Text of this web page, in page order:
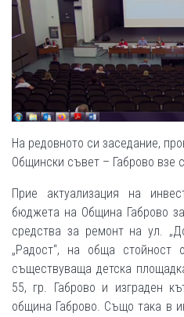
На редовното си заседание,
Общински съвет – Габрово взе
Прие актуализация на
бюджета на Община Габрово
средства за ремонт на ул.
„Радост“, на обща
съществуваща детска
55, гр. Габрово и изграден
община Габрово. Също така в